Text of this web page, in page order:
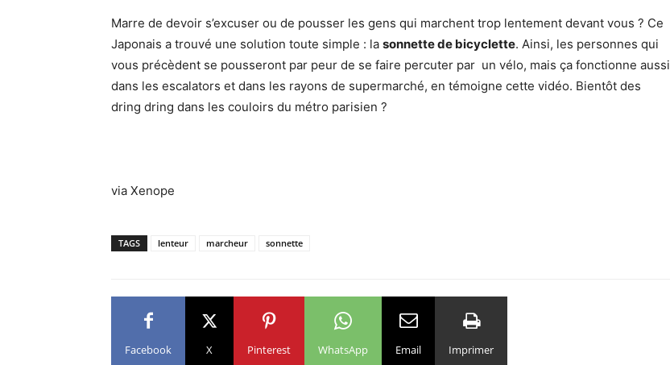
Marre de devoir s’excuser ou de pousser les gens qui marchent trop lentement devant vous ? Ce
Japonais a trouvé une solution toute simple : la sonnette de bicyclette. Ainsi, les personnes qui
vous précèdent se pousseront par peur de se faire percuter par un vélo, mais ça fonctionne aussi
dans les escalators et dans les rayons de supermarché, en témoigne cette vidéo. Bientôt des
dring dring dans les couloirs du métro parisien ?
via Xenope
TAGS lenteur marcheur sonnette
Facebook X Pinterest WhatsApp Email Imprimer